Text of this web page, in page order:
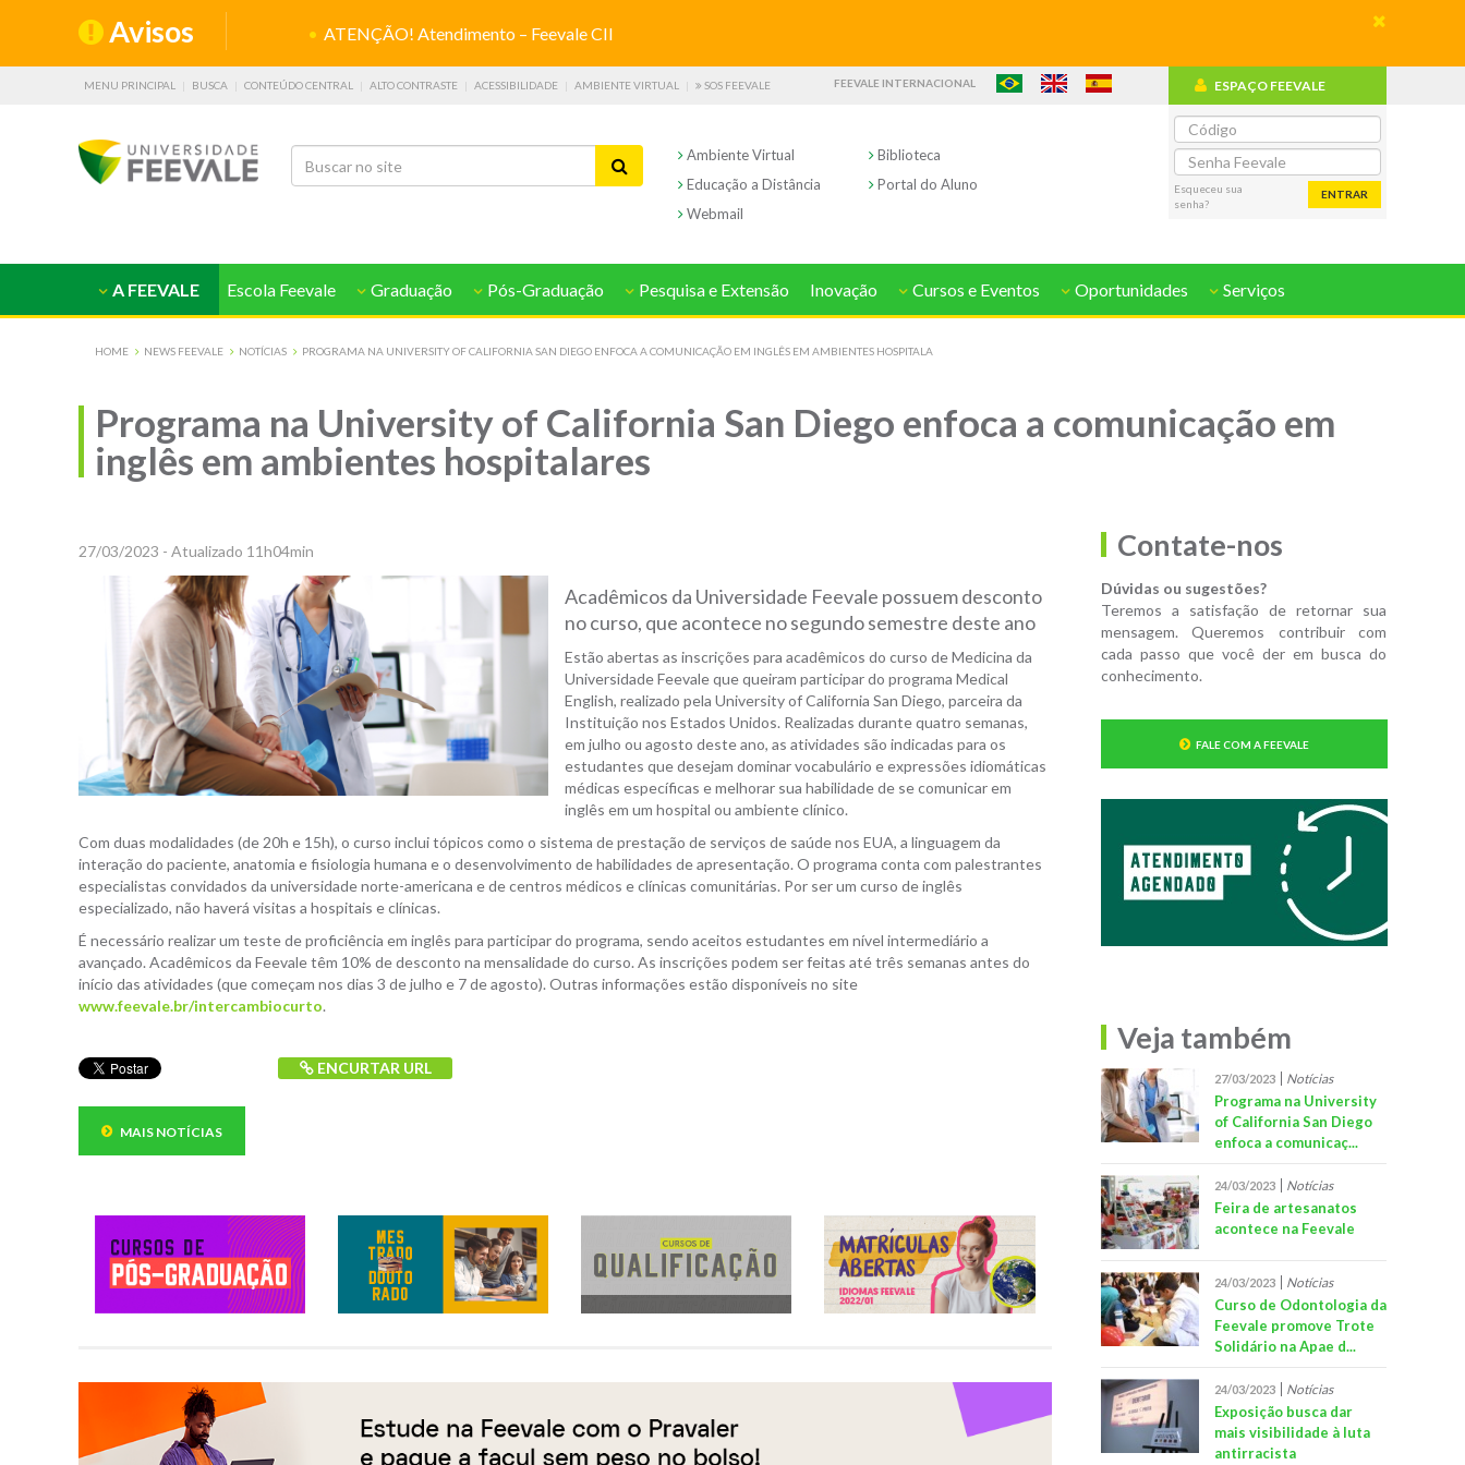
Avisos ATENÇÃO! Atendimento – Feevale CII
MENU PRINCIPAL BUSCA CONTEÚDO CENTRAL ALTO CONTRASTE ACESSIBILIDADE AMBIENTE VIRTUAL SOS FEEVALE FEEVALE INTERNACIONAL
Ambiente Virtual
Biblioteca
Educação a Distância
Portal do Aluno
Webmail
ESPAÇO FEEVALE
Esqueceu sua
senha?
ENTRAR
A FEEVALE Escola Feevale Graduação Pós-Graduação Pesquisa e Extensão Inovação Cursos e Eventos Oportunidades Serviços
HOME NEWS FEEVALE NOTÍCIAS PROGRAMA NA UNIVERSITY OF CALIFORNIA SAN DIEGO ENFOCA A COMUNICAÇÃO EM INGLÊS EM AMBIENTES HOSPITALA
Programa na University of California San Diego enfoca a comunicação em
inglês em ambientes hospitalares
27/03/2023 - Atualizado 11h04min
Acadêmicos da Universidade Feevale possuem desconto
no curso, que acontece no segundo semestre deste ano
Estão abertas as inscrições para acadêmicos do curso de Medicina da
Universidade Feevale que queiram participar do programa Medical
English, realizado pela University of California San Diego, parceira da
Instituição nos Estados Unidos. Realizadas durante quatro semanas,
em julho ou agosto deste ano, as atividades são indicadas para os
estudantes que desejam dominar vocabulário e expressões idiomáticas
médicas específicas e melhorar sua habilidade de se comunicar em
inglês em um hospital ou ambiente clínico.
Com duas modalidades (de 20h e 15h), o curso inclui tópicos como o sistema de prestação de serviços de saúde nos EUA, a linguagem da
interação do paciente, anatomia e fisiologia humana e o desenvolvimento de habilidades de apresentação. O programa conta com palestrantes
especialistas convidados da universidade norte-americana e de centros médicos e clínicas comunitárias. Por ser um curso de inglês
especializado, não haverá visitas a hospitais e clínicas.
É necessário realizar um teste de proficiência em inglês para participar do programa, sendo aceitos estudantes em nível intermediário a
avançado. Acadêmicos da Feevale têm 10% de desconto na mensalidade do curso. As inscrições podem ser feitas até três semanas antes do
início das atividades (que começam nos dias 3 de julho e 7 de agosto). Outras informações estão disponíveis no site
www.feevale.br/intercambiocurto.
ENCURTAR URL
MAIS NOTÍCIAS
Contate-nos
Dúvidas ou sugestões?
Teremos a satisfação de retornar sua
mensagem. Queremos contribuir com
cada passo que você der em busca do
conhecimento.
FALE COM A FEEVALE
Veja também
27/03/2023 Notícias
Programa na University
of California San Diego
enfoca a comunicaç...
24/03/2023 Notícias
Feira de artesanatos
acontece na Feevale
24/03/2023 Notícias
Curso de Odontologia da
Feevale promove Trote
Solidário na Apae d...
24/03/2023 Notícias
Exposição busca dar
mais visibilidade à luta
antirracista